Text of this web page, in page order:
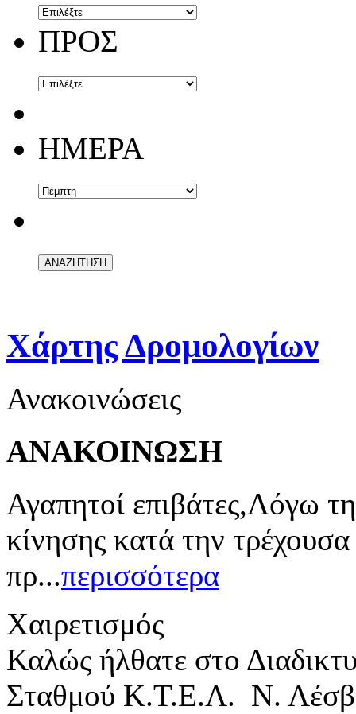
ΠΡΟΣ
ΗΜΕΡΑ
Χάρτης Δρομολογίων
Ανακοινώσεις
ΑΝΑΚΟΙΝΩΣΗ
Αγαπητοί επιβάτες,Λόγω
κίνησης κατά την
πρ...περισσότερα
Χαιρετισμός
Καλώς ήλθατε στο
Σταθμού Κ.Τ.Ε.Λ. Ν.